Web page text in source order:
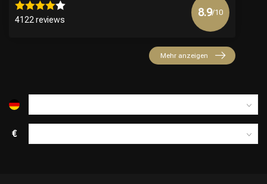
4122 reviews
8.9/10
Mehr anzeigen
€